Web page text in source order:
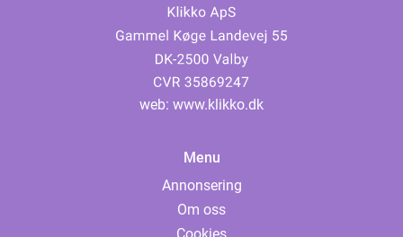
web: www.klikko.dk
Menu
Annonsering
Om oss